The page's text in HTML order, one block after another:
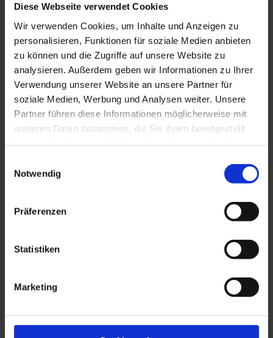
Diese Webseite verwendet Cookies
Wir verwenden Cookies, um Inhalte und Anzeigen zu
personalisieren, Funktionen für soziale Medien anbieten
zu können und die Zugriffe auf unsere Website zu
analysieren. Außerdem geben wir Informationen zu Ihrer
Verwendung unserer Website an unsere Partner für
soziale Medien, Werbung und Analysen weiter. Unsere
Partner führen diese Informationen möglicherweise mit
weiteren Daten zusammen, die Sie ihnen bereitgestellt
Notwendig
Präferenzen
Statistiken
Marketing
E-Mail:
j.schaefer@suedkupfer.de
+49 (0) 711 936653-23
Sven Liebscher